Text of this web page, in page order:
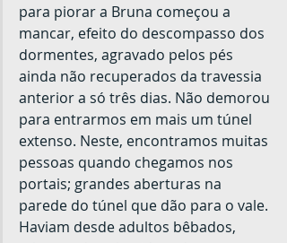
para piorar a Bruna começou a
mancar, efeito do descompasso dos
dormentes, agravado pelos pés
ainda não recuperados da travessia
anterior a só três dias. Não demorou
para entrarmos em mais um túnel
extenso. Neste, encontramos muitas
pessoas quando chegamos nos
portais; grandes aberturas na
parede do túnel que dão para o vale.
Haviam desde adultos bêbados,